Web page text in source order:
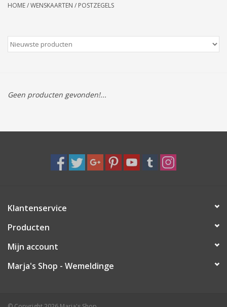
Wenskaarten
Tassen/Portemonnee
Boeken
Speelgoed & hobby
Cadeau & feest
Contact/Locatie
HOME/WENSKAARTEN / POSTZEGELS
Geen producten gevonden!...
Klantenservice
Producten
Mijn account
Marja's Shop - Wemeldinge